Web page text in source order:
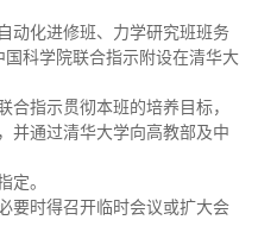
动化进修班、力学研究班班务
科学院联合指示附设在清华大
合指示贯彻本班的培养目标，
并通过清华大学向高教部及中
定。
要时得召开临时会议或扩大会